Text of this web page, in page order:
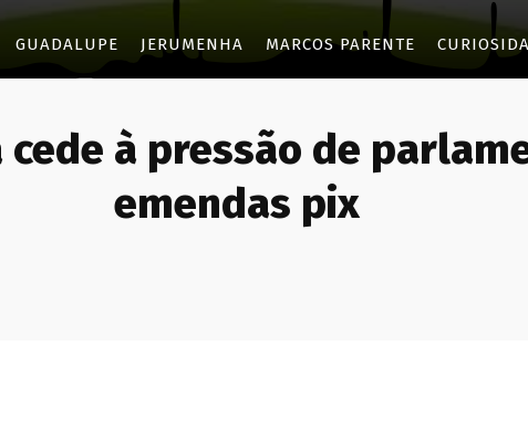
GUADALUPE JERUMENHA MARCOS PARENTE
cede à pressão de
emendas pix